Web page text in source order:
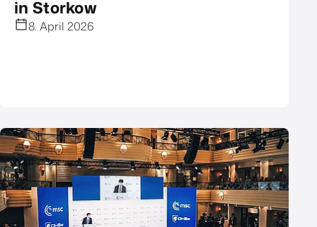
in Storkow
8. April 2026